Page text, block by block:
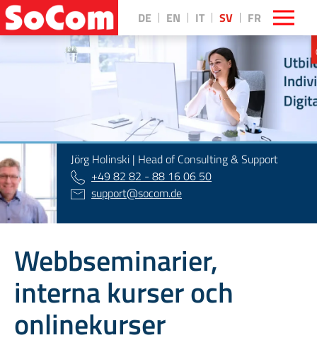
DE EN IT SV
FR
Jörg Holinski | Head of Consulting & Support
+49 82 82 - 88 16 06 50
support@socom.de
Webbseminarier,
interna kurser och
onlinekurser